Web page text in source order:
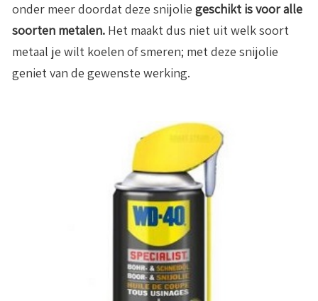
onder meer doordat deze snijolie geschikt is voor alle
soorten metalen. Het maakt dus niet uit welk soort
metaal je wilt koelen of smeren; met deze snijolie
geniet van de gewenste werking.